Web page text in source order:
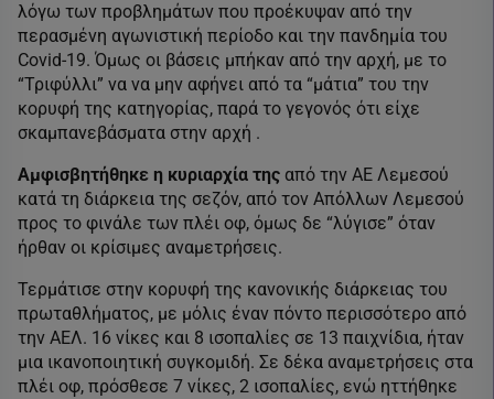
λόγω των προβλημάτων που προέκυψαν από την
περασμένη αγωνιστική περίοδο και την πανδημία του
Covid-19. Όμως οι βάσεις μπήκαν από την αρχή, με το
“Τριφύλλι” να να μην αφήνει από τα “μάτια” του την
κορυφή της κατηγορίας, παρά το γεγονός ότι είχε
σκαμπανεβάσματα στην αρχή .
Αμφισβητήθηκε η κυριαρχία της από την ΑΕ Λεμεσού
κατά τη διάρκεια της σεζόν, από τον Απόλλων Λεμεσού
προς το φινάλε των πλέι οφ, όμως δε “λύγισε” όταν
ήρθαν οι κρίσιμες αναμετρήσεις.
Τερμάτισε στην κορυφή της κανονικής διάρκειας του
πρωταθλήματος, με μόλις έναν πόντο περισσότερο από
την ΑΕΛ. 16 νίκες και 8 ισοπαλίες σε 13 παιχνίδια, ήταν
μια ικανοποιητική συγκομιδή. Σε δέκα αναμετρήσεις στα
πλέι οφ, πρόσθεσε 7 νίκες, 2 ισοπαλίες, ενώ ηττήθηκε